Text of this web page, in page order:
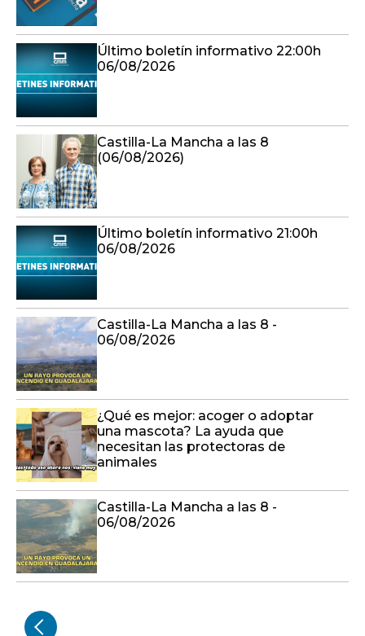
Castilla-La Mancha a las 8
(06/08/2026)
Último boletín informativo 21:00h
06/08/2026
Castilla-La Mancha a las 8 -
06/08/2026
¿Qué es mejor: acoger o adoptar
una mascota? La ayuda que
Castilla-La Mancha a las 8 -
06/08/2026